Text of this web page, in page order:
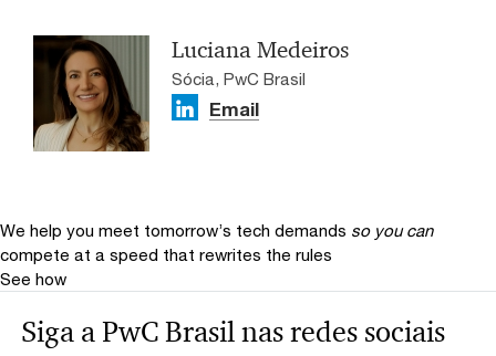
Luciana Medeiros
Sócia, PwC Brasil
Email
We help you meet tomorrow’s tech demands so you can
compete at a speed that rewrites the rules
See how
Siga a PwC Brasil nas redes sociais